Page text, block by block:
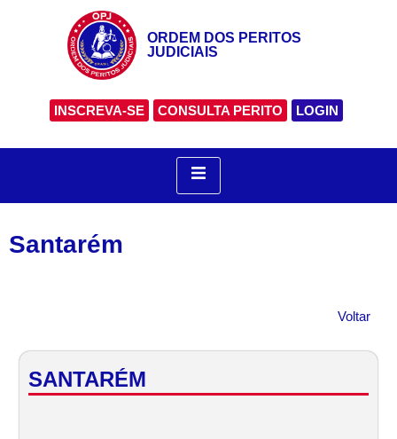
ORDEM DOS PERITOS
JUDICIAIS
INSCREVA-SE CONSULTA PERITO LOGIN
Santarém
Voltar
SANTARÉM